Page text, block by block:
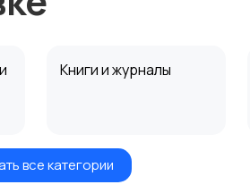
Книги и журналы
все категории